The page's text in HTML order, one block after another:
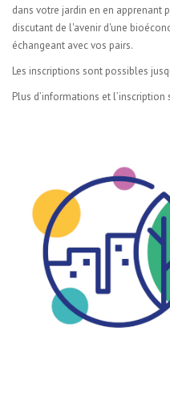
dans votre jardin en en apprenant
discutant de l'avenir d'une
échangeant avec vos pairs.
Les inscriptions sont possibles
Plus d’informations et